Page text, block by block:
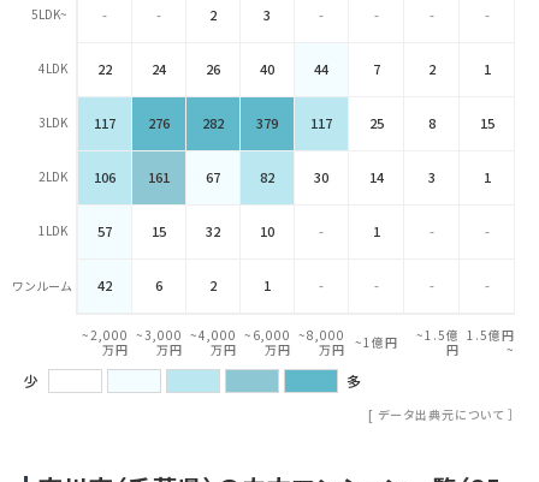
5LDK~ - - 2 3 - - - -
4LDK 22 24 26 40 44 7 2 1
3LDK 117 276 282 379 117 25 8 15
2LDK 106 161 67 82 30 14 3 1
1LDK 57 15 32 10 - 1 - -
ワンルーム 42 6 2 1 - - - -
~2,000
万円
~3,000
万円
~4,000
万円
~6,000
万円
~8,000
万円 ~1億円
~1.5億
円
1.5億円
~
少 多
[ データ出典元について ］